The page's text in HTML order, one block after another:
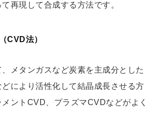
再現して合成する方法です。
CVD法）
メタンガスなど炭素を主成分とした
により活性化して結晶成長させる方
ントCVD、プラズマCVDなどがよく